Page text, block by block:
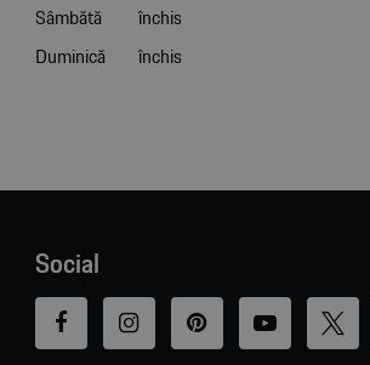
Sâmbătă
închis
Duminică
închis
Social